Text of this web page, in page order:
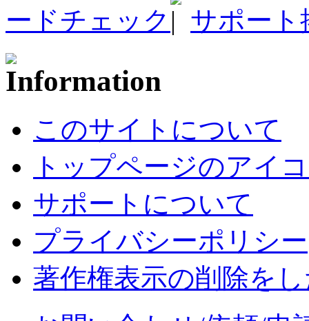
ードチェック
サポート
このサイトについて
トップページのアイ
サポートについて
プライバシーポリシー
著作権表示の削除を